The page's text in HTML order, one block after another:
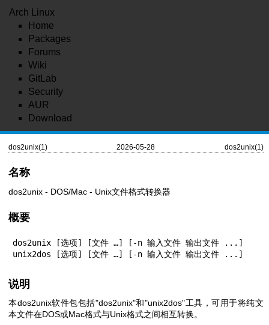
Arch Linux
Home
Packages
Forums
Wiki
GitLab
Security
AUR
Download
dos2unix(1) 2026-05-28 dos2unix(1)
名称
dos2unix - DOS/Mac - Unix文件格式转换器
概要
dos2unix [选项] [文件 …] [-n 输入文件 输出文件 ...]
unix2dos [选项] [文件 …] [-n 输入文件 输出文件 ...]
说明
本dos2unix软件包包括"dos2unix"和"unix2dos"工具，可用于将纯文
本文件在DOS或Mac格式与Unix格式之间相互转换。